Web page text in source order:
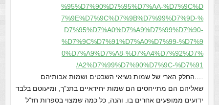
%95%D7%90%D7%95%D7%AA-%D7%9C%D
7%9E%D7%9C%D7%9B%D7%99%D7%9D-%
D7%95%D7%A0%D7%A9%D7%99%D7%90-
%D7%9C%D7%91%D7%A0%D7%99-%D7%9
0%D7%A9%D7%A8-%D7%A4%D7%92%D7%
A2%D7%99%D7%90%D7%9C-%D7%91/
….החלק הארי של שמות נשיאי השבטים ושמות אבותיהם
שאליהם הם מתייחסים הם שמות יחידאיים בתנ”ך, ומיעוטם בלבד
ידועים ממופעים אחרים בו. והנה, כל כמה שמצוי בספרות חז”ל